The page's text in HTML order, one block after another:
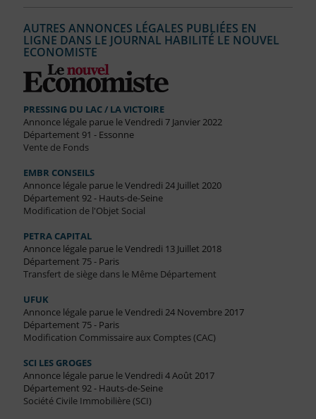
AUTRES ANNONCES LÉGALES PUBLIÉES EN
LIGNE DANS LE JOURNAL HABILITÉ LE NOUVEL
ECONOMISTE
PRESSING DU LAC / LA VICTOIRE
Annonce légale parue le Vendredi 7 Janvier 2022
Département 91 - Essonne
Vente de Fonds
EMBR CONSEILS
Annonce légale parue le Vendredi 24 Juillet 2020
Département 92 - Hauts-de-Seine
Modification de l'Objet Social
PETRA CAPITAL
Annonce légale parue le Vendredi 13 Juillet 2018
Département 75 - Paris
Transfert de siège dans le Même Département
UFUK
Annonce légale parue le Vendredi 24 Novembre 2017
Département 75 - Paris
Modification Commissaire aux Comptes (CAC)
SCI LES GROGES
Annonce légale parue le Vendredi 4 Août 2017
Département 92 - Hauts-de-Seine
Société Civile Immobilière (SCI)